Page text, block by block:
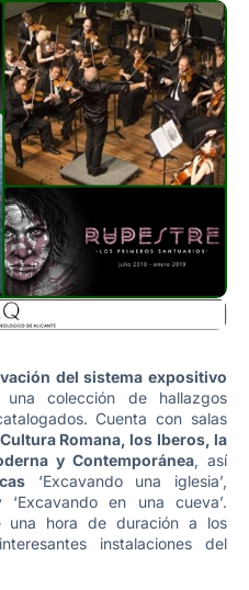
del sistema expositivo
colección de hallazgos
Cuenta con salas
Romana, los Iberos, la
y Contemporánea, así
‘Excavando una iglesia’,
en una cueva’.
una hora de duración a los
instalaciones del